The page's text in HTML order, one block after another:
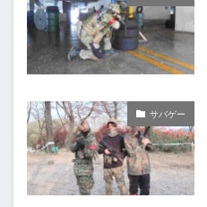
サバゲー